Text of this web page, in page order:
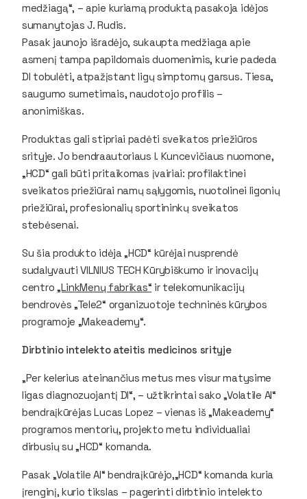
medžiagą“, – apie kuriamą produktą pasakoja idėjos
sumanytojas J. Rudis.
Pasak jaunojo išradėjo, sukaupta medžiaga apie
asmenį tampa papildomais duomenimis, kurie padeda
DI tobulėti, atpažįstant ligų simptomų garsus. Tiesa,
saugumo sumetimais, naudotojo profilis –
anonimiškas.
Produktas gali stipriai padėti sveikatos priežiūros
srityje. Jo bendraautoriaus I. Kuncevičiaus nuomone,
„HCD“ gali būti pritaikomas įvairiai: profilaktinei
sveikatos priežiūrai namų sąlygomis, nuotolinei ligonių
priežiūrai, profesionalių sportininkų sveikatos
stebėsenai.
Su šia produkto idėja „HCD“ kūrėjai nusprendė
sudalyvauti VILNIUS TECH Kūrybiškumo ir inovacijų
centro „LinkMenų fabrikas“ ir telekomunikacijų
bendrovės „Tele2“ organizuotoje techninės kūrybos
programoje „Makeademy“.
Dirbtinio intelekto ateitis medicinos srityje
„Per kelerius ateinančius metus mes visur matysime
ligas diagnozuojantį DI“, – užtikrintai sako „Volatile AI“
bendraįkūrėjas Lucas Lopez – vienas iš „Makeademy“
programos mentorių, projekto metu individualiai
dirbusių su „HCD“ komanda.
Pasak „Volatile AI“ bendraįkūrėjo,„HCD“ komanda kuria
įrenginį, kurio tikslas – pagerinti dirbtinio intelekto